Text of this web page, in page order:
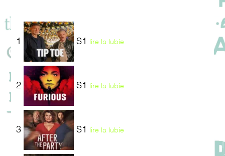
1 S1 lire la lubie
2 S1 lire la lubie
3 S1 lire la lubie